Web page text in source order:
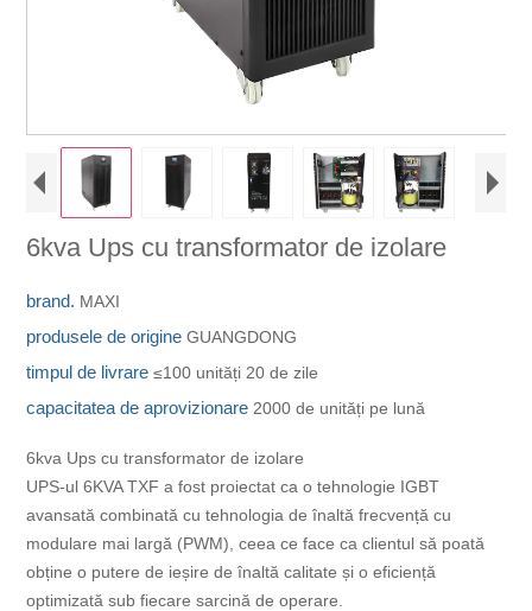
6kva Ups cu transformator de izolare
brand. MAXI
produsele de origineGUANGDONG
timpul de livrare≤100 unități 20 de zile
capacitatea de aprovizionare 2000 de unități pe lună
6kva Ups cu transformator de izolare
UPS-ul 6KVA TXF a fost proiectat ca o tehnologie IGBT
avansată combinată cu tehnologia de înaltă frecvență cu
modulare mai largă (PWM), ceea ce face ca clientul să poată
obține o putere de ieșire de înaltă calitate și o eficiență
optimizată sub fiecare sarcină de operare.